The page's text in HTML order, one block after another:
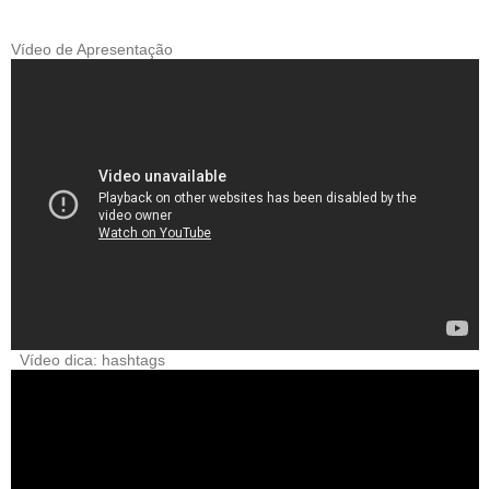
Vídeo de Apresentação
Vídeo dica: hashtags